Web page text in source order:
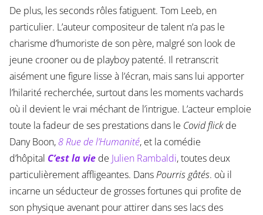
De plus, les seconds rôles fatiguent. Tom Leeb, en
particulier. L’auteur compositeur de talent n’a pas le
charisme d’humoriste de son père, malgré son look de
jeune crooner ou de playboy patenté. Il retranscrit
aisément une figure lisse à l’écran, mais sans lui apporter
l’hilarité recherchée, surtout dans les moments vachards
où il devient le vrai méchant de l’intrigue. L’acteur emploie
toute la fadeur de ses prestations dans le Covid flickde
Dany Boon,8 Rue de l’Humanité, et la comédie
d’hôpital C’est la viede JulienRambaldi, toutes deux
particulièrement affligeantes. DansPourris gâtés. où il
incarne un séducteur de grosses fortunes qui profite de
son physique avenant pour attirer dans ses lacs des